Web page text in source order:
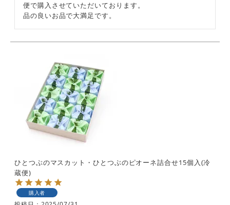
便で購入させていただいております。
ひとつぶのマスカット・ひとつぶのピオーネ詰合せ15個入(冷
蔵便)
購入者